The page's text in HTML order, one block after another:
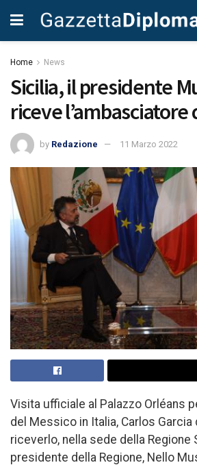
Home News
Sicilia, il presidente
riceve l’ambasciatore
by Redazione 11 Marzo 2022
Visita ufficiale al Palazzo Orléans
del Messico in Italia, Carlos Garcia
riceverlo, nella sede della Regione
presidente della Regione, Nello